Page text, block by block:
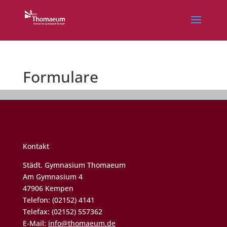
Formulare
Kontakt
Städt. Gymnasium Thomaeum
Am Gymnasium 4
47906 Kempen
Telefon: (02152) 4141
Telefax: (02152) 557362
E-Mail: info@thomaeum.de